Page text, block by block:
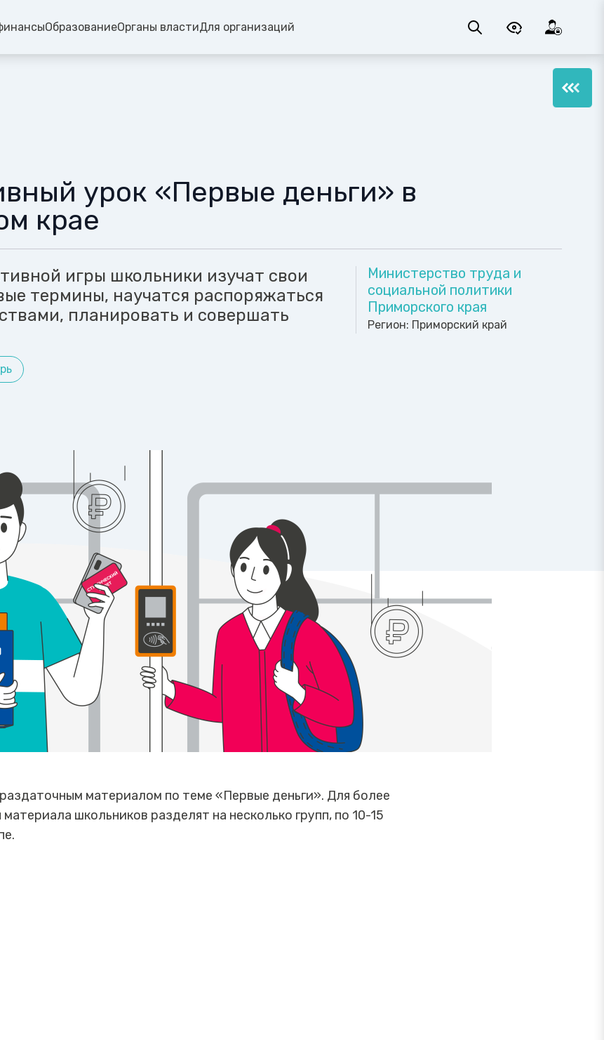
ОбразованиеОрганы властиДля организаций
урок «Первые деньги» в
крае
игры школьники изучат свои
термины, научатся распоряжаться
планировать и совершать
Министерство труда и
социальной политики
Приморского края
Регион: Приморский край
материалом по теме «Первые деньги». Для более
школьников разделят на несколько групп, по 10-15